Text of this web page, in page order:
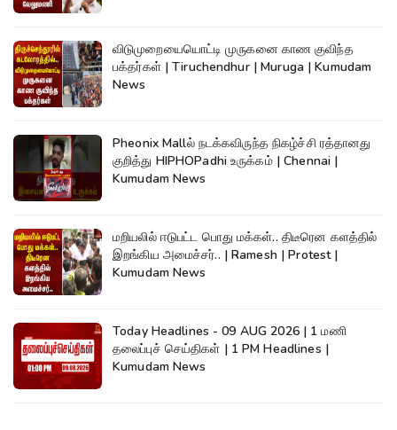
விடுமுறையையொட்டி முருகனை காண குவிந்த
பக்தர்கள் | Tiruchendhur | Muruga | Kumudam
News
Pheonix Mallல் நடக்கவிருந்த நிகழ்ச்சி ரத்தானது
குறித்து HIPHOPadhi உருக்கம் | Chennai |
Kumudam News
மறியலில் ஈடுபட்ட பொது மக்கள்.. திடீரென களத்தில்
இறங்கிய அமைச்சர்.. | Ramesh | Protest |
Kumudam News
Today Headlines - 09 AUG 2026 | 1 மணி
தலைப்புச் செய்திகள் | 1 PM Headlines |
Kumudam News